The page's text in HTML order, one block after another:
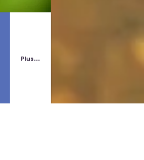
Plus...